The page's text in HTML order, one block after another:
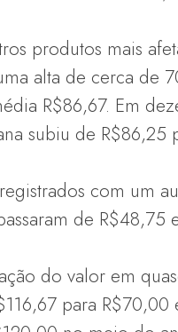
produtos mais
alta de cerca de
R$86,67. Em
subiu de R$86,25
com um
de R$48,75
do valor em
para